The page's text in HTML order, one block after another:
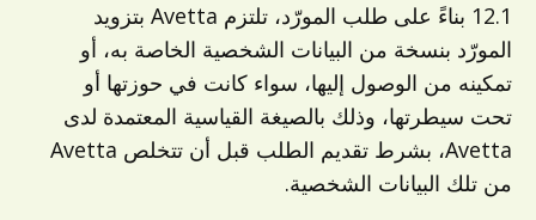
12.1 بناءً على طلب المورّد، تلتزم Avetta بتزويد
المورّد بنسخة من البيانات الشخصية الخاصة به، أو
تمكينه من الوصول إليها، سواء كانت في حوزتها أو
تحت سيطرتها، وذلك بالصيغة القياسية المعتمدة لدى
Avetta، بشرط تقديم الطلب قبل أن تتخلص Avetta
من تلك البيانات الشخصية.